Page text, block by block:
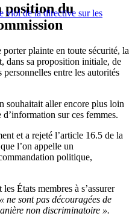
viol de la directive sur les
position du
plainte en toute sécurité, la
dans sa proposition initiale, de
entre les autorités
souhaitait aller encore plus loin
sur ces femmes.
et a rejeté l’article 16.5 de la
l’on appelle un
politique,
États membres à s’assurer
« ne sont pas découragées de
non discriminatoire ».